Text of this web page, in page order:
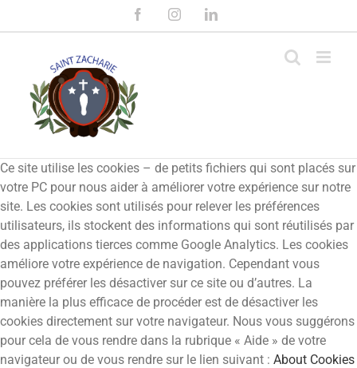
au
FacebookInstagramLinkedIn
Ce site utilise les cookies – de petits fichiers qui sont placés sur
votre PC pour nous aider à améliorer votre expérience sur notre
site. Les cookies sont utilisés pour relever les préférences
utilisateurs, ils stockent des informations qui sont réutilisés par
des applications tierces comme Google Analytics. Les cookies
améliore votre expérience de navigation. Cependant vous
pouvez préférer les désactiver sur ce site ou d’autres. La
manière la plus efficace de procéder est de désactiver les
cookies directement sur votre navigateur. Nous vous suggérons
pour cela de vous rendre dans la rubrique « Aide » de votre
navigateur ou de vous rendre sur le lien suivant : About Cookies